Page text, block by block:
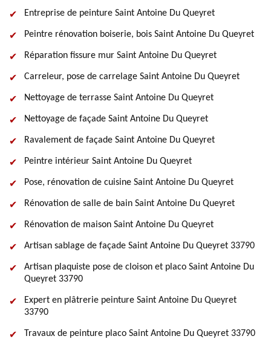
Entreprise de peinture Saint Antoine Du Queyret
Peintre rénovation boiserie, bois Saint Antoine Du Queyret
Réparation fissure mur Saint Antoine Du Queyret
Carreleur, pose de carrelage Saint Antoine Du Queyret
Nettoyage de terrasse Saint Antoine Du Queyret
Nettoyage de façade Saint Antoine Du Queyret
Ravalement de façade Saint Antoine Du Queyret
Peintre intérieur Saint Antoine Du Queyret
Pose, rénovation de cuisine Saint Antoine Du Queyret
Rénovation de salle de bain Saint Antoine Du Queyret
Rénovation de maison Saint Antoine Du Queyret
Artisan sablage de façade Saint Antoine Du Queyret 33790
Artisan plaquiste pose de cloison et placo Saint Antoine Du
Queyret 33790
Expert en plâtrerie peinture Saint Antoine Du Queyret
33790
Travaux de peinture placo Saint Antoine Du Queyret 33790